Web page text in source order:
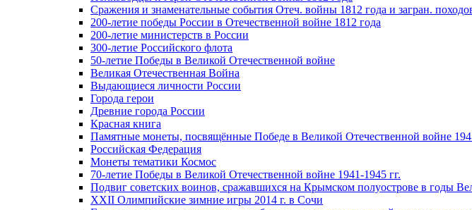
Сражения и знаменательные события Отеч. войны 1812 года и загран.
200-летие победы России в Отечественной войне 1812 года
200-летие министерств в России
300-летие Российского флота
50-летие Победы в Великой Отечественной войне
Великая Отечественная Война
Выдающиеся личности России
Города герои
Древние города России
Красная книга
Памятные монеты, посвящённые Победе в Великой Отечественной войне
Российская Федерация
Монеты тематики Космос
70-летие Победы в Великой Отечественной войне 1941-1945 гг.
Подвиг советских воинов, сражавшихся на Крымском полуострове в годы
XXII Олимпийские зимние игры 2014 г. в Сочи